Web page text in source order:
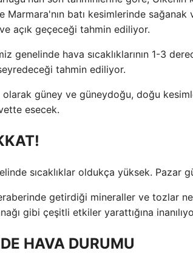
Marmara'nın batı kesimlerinde
açık geçeceği tahmin ediliyor.
genelinde hava sıcaklıklarının 1-3
tahmin ediliyor.
olarak güney ve güneydoğu, doğu
esecek.
sıcaklıklar oldukça yüksek. Pazar
getirdiği mineraller ve tozlar
gibi çeşitli etkiler yarattığına
HAVA DURUMU